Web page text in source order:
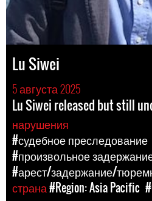
Lu Siwei
5 августа 2025
Lu Siwei released but still
нарушения
#судебное преследование
#произвольное
#арест/задержание/
страна#Region: Asia Pacific